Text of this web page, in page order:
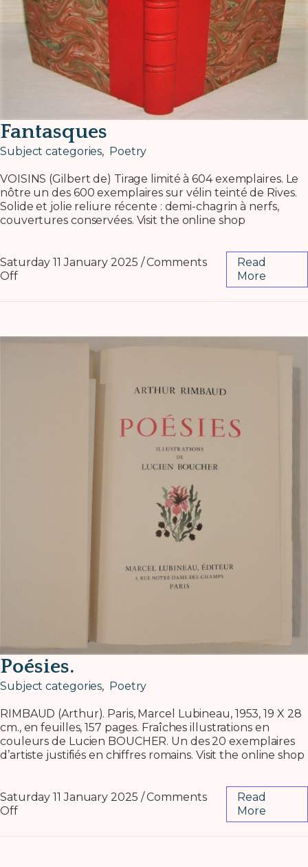
Fantasques
Subject categories, Poetry
VOISINS (Gilbert de) Tirage limité à 604 exemplaires. Le
nôtre un des 600 exemplaires sur vélin teinté de Rives.
Solide et jolie reliure récente : demi-chagrin à nerfs,
couvertures conservées. Visit the online shop
Saturday 11 January 2025 / Comments
Off
Read
More
Poésies.
Subject categories, Poetry
RIMBAUD (Arthur). Paris, Marcel Lubineau, 1953, 19 X 28
cm., en feuilles, 157 pages. Fraîches illustrations en
couleurs de Lucien BOUCHER. Un des 20 exemplaires
d’artiste justifiés en chiffres romains. Visit the online shop
Saturday 11 January 2025 / Comments
Off
Read
More